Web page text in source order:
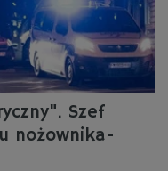
Szef
nożownika-